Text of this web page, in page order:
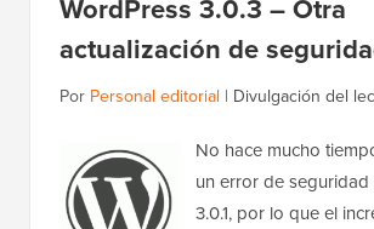
WordPress 3.0.3 – Otra
actualización de
Por Personal editorial | Divulgación del
No hace mucho
un error de seguridad
3.0.1, por lo que el